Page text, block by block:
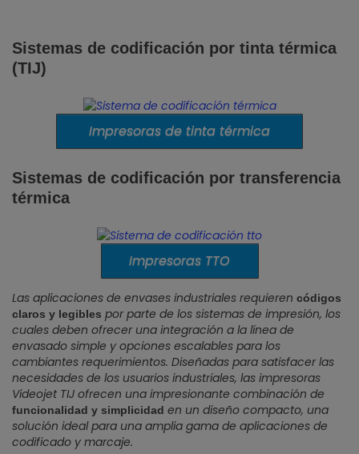
Sistemas de codificación por tinta térmica
(TIJ)
Impresoras de tinta térmica
Sistemas de codificación por transferencia
térmica
Impresoras TTO
Las aplicaciones de envases industriales requieren códigos
claros y legibles por parte de los sistemas de impresión, los
cuales deben ofrecer una integración a la línea de
envasado simple y opciones escalables para los
cambiantes requerimientos. Diseñadas para satisfacer las
necesidades de los usuarios industriales, las impresoras
Videojet TIJ ofrecen una impresionante combinación de
funcionalidad y simplicidad en un diseño compacto, una
solución ideal para una amplia gama de aplicaciones de
codificado y marcaje.